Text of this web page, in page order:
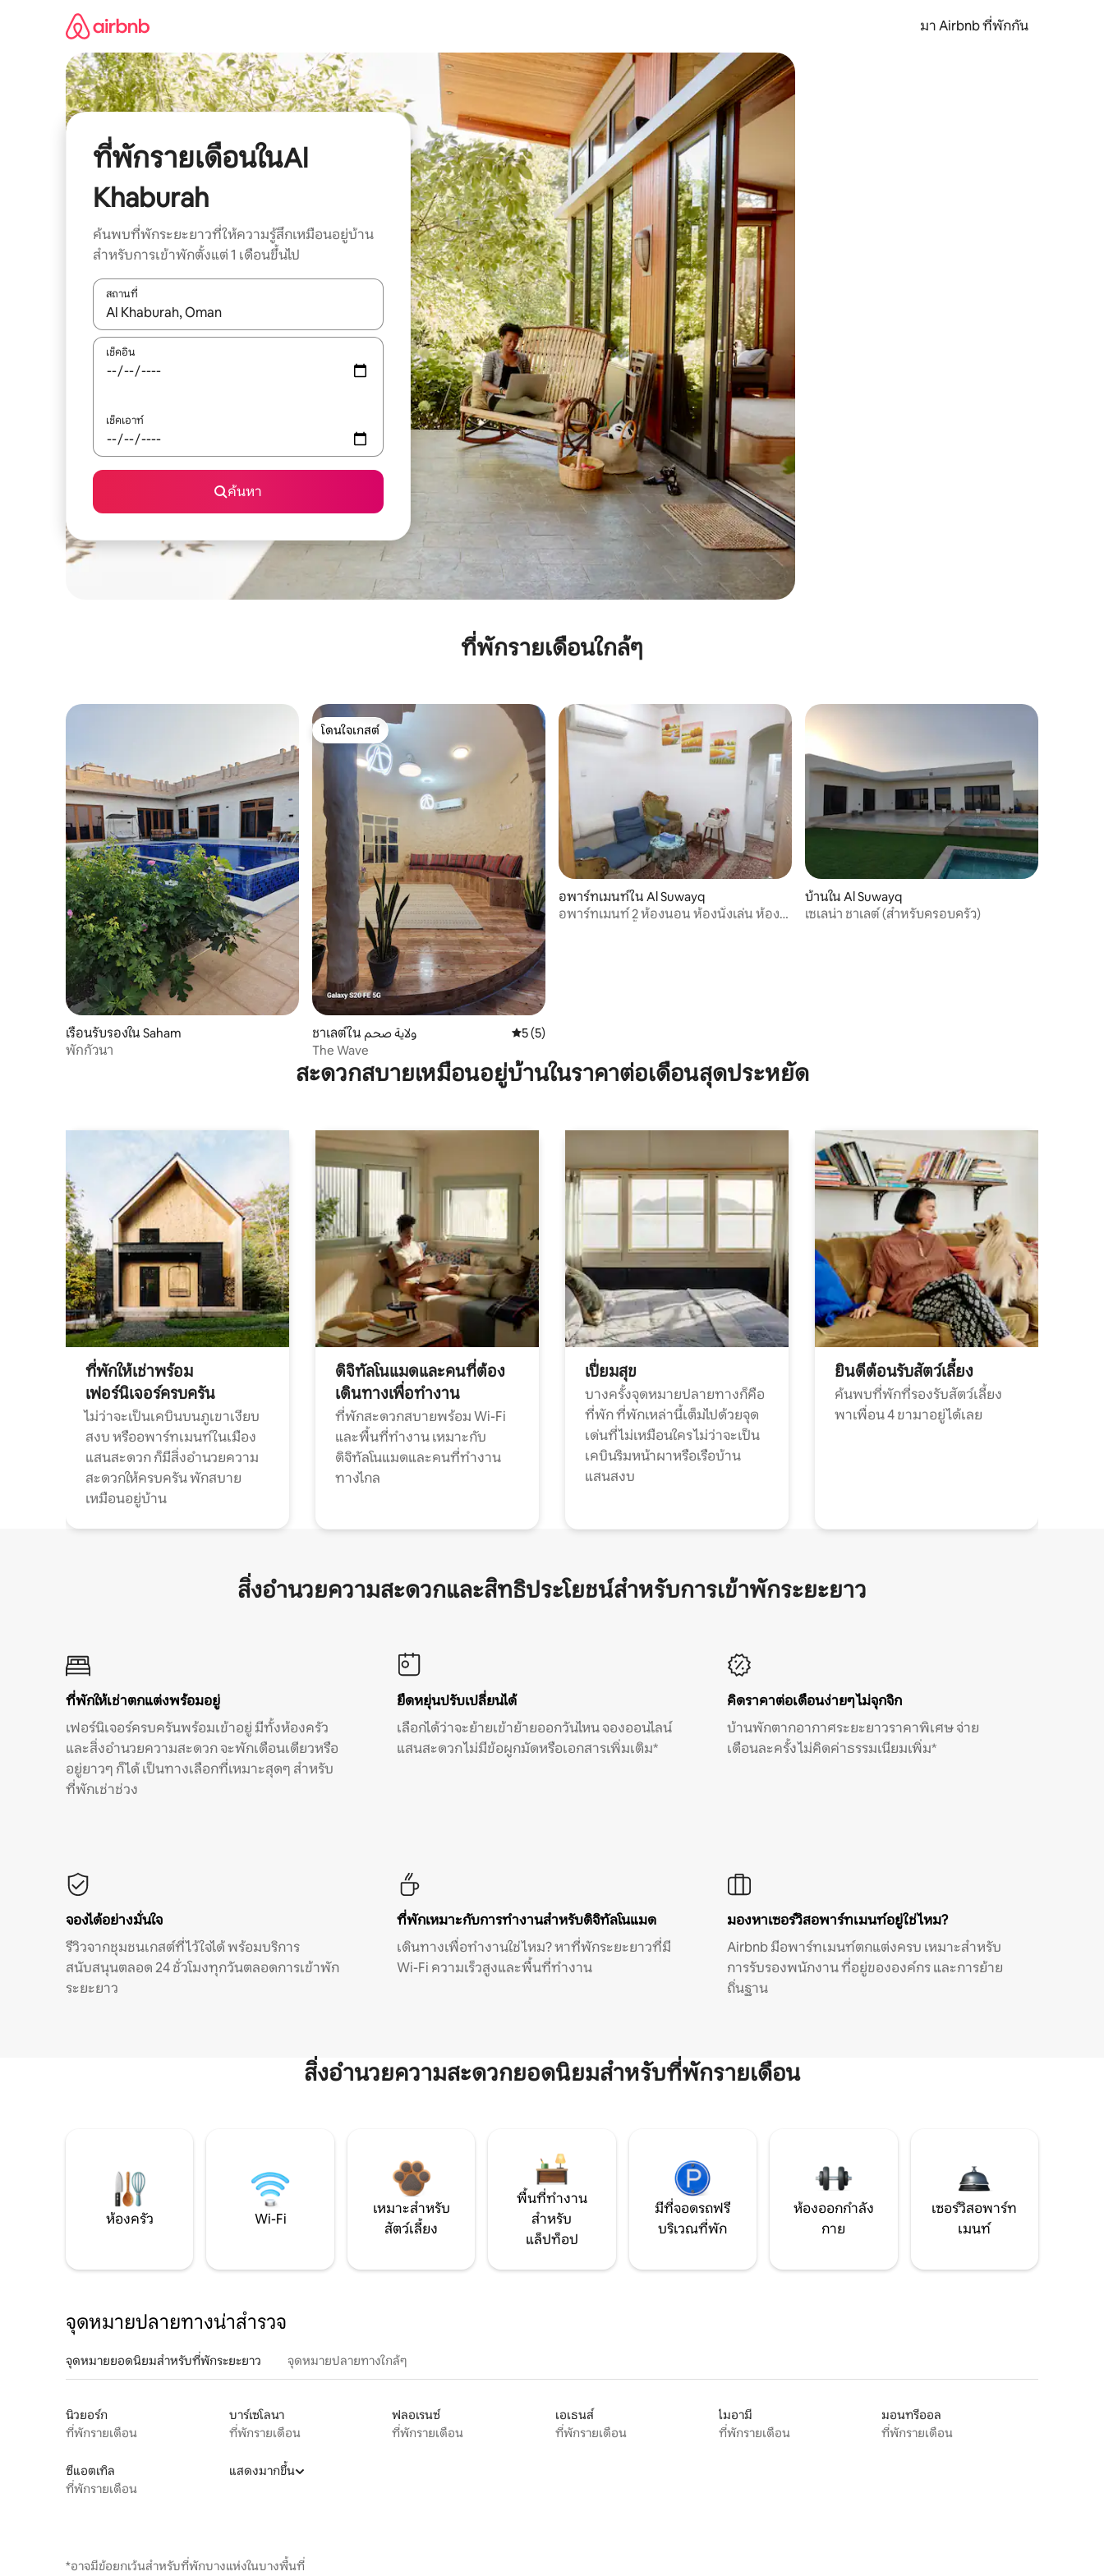
มา Airbnb ที่พักกัน
ที่พักรายเดือนในAl
Khaburah
ค้นพบที่พักระยะยาวที่ให้ความรู้สึกเหมือนอยู่บ้าน
สำหรับการเข้าพักตั้งแต่ 1 เดือนขึ้นไป
สถานที่
ใช้ลูกศรขึ้นลง หรือใช้การสัมผัสหรือปัด เพื่อสำรวจผลการค้นหา
เช็คอิน
เช็คเอาท์
ค้นหา
ที่พักรายเดือนใกล้ๆ
เรือนรับรองใน Saham
พักกัวนา
โดนใจเกสต์
โดนใจเกสต์
ชาเลต์ใน ولاية صحم คะแนนเฉลี่ย 5 จาก 5, 5 รีวิว
5 (5)
The Wave
อพาร์ทเมนท์ใน Al Suwayq
อพาร์ทเมนท์ 2 ห้องนอน ห้องนั่งเล่น ห้อง
บ้านใน Al Suwayq
เซเลน่า ชาเลต์ (สำหรับครอบครัว)
สะดวกสบายเหมือนอยู่บ้านในราคาต่อเดือนสุดประหยัด
ที่พักให้เช่าพร้อม
เฟอร์นิเจอร์ครบครัน
ไม่ว่าจะเป็นเคบินบนภูเขาเงียบ
สงบ หรืออพาร์ทเมนท์ในเมือง
แสนสะดวก ก็มีสิ่งอำนวยความ
สะดวกให้ครบครัน พักสบาย
เหมือนอยู่บ้าน
ดิจิทัลโนแมดและคนที่ต้อง
เดินทางเพื่อทำงาน
ที่พักสะดวกสบายพร้อม Wi-Fi
และพื้นที่ทำงาน เหมาะกับ
ดิจิทัลโนแมดและคนที่ทำงาน
ทางไกล
เปี่ยมสุข
บางครั้งจุดหมายปลายทางก็คือ
ที่พัก ที่พักเหล่านี้เต็มไปด้วยจุด
เด่นที่ไม่เหมือนใคร ไม่ว่าจะเป็น
เคบินริมหน้าผาหรือเรือบ้าน
แสนสงบ
ยินดีต้อนรับสัตว์เลี้ยง
ค้นพบที่พักที่รองรับสัตว์เลี้ยง
พาเพื่อน 4 ขามาอยู่ได้เลย
สิ่งอำนวยความสะดวกและสิทธิประโยชน์สำหรับการเข้าพักระยะยาว
ที่พักให้เช่าตกแต่งพร้อมอยู่
เฟอร์นิเจอร์ครบครันพร้อมเข้าอยู่ มีทั้งห้องครัว
และสิ่งอำนวยความสะดวก จะพักเดือนเดียวหรือ
อยู่ยาวๆ ก็ได้ เป็นทางเลือกที่เหมาะสุดๆ สำหรับ
ที่พักเช่าช่วง
ยืดหยุ่นปรับเปลี่ยนได้
เลือกได้ว่าจะย้ายเข้าย้ายออกวันไหน จองออนไลน์
แสนสะดวก ไม่มีข้อผูกมัดหรือเอกสารเพิ่มเติม*
คิดราคาต่อเดือนง่ายๆ ไม่จุกจิก
บ้านพักตากอากาศระยะยาวราคาพิเศษ จ่าย
เดือนละครั้ง ไม่คิดค่าธรรมเนียมเพิ่ม*
จองได้อย่างมั่นใจ
รีวิวจากชุมชนเกสต์ที่ไว้ใจได้ พร้อมบริการ
สนับสนุนตลอด 24 ชั่วโมงทุกวันตลอดการเข้าพัก
ระยะยาว
ที่พักเหมาะกับการทำงานสำหรับดิจิทัลโนแมด
เดินทางเพื่อทำงานใช่ไหม? หาที่พักระยะยาวที่มี
Wi-Fi ความเร็วสูงและพื้นที่ทำงาน
มองหาเซอร์วิสอพาร์ทเมนท์อยู่ใช่ไหม?
Airbnb มีอพาร์ทเมนท์ตกแต่งครบ เหมาะสำหรับ
การรับรองพนักงาน ที่อยู่ขององค์กร และการย้าย
ถิ่นฐาน
สิ่งอำนวยความสะดวกยอดนิยมสำหรับที่พักรายเดือน
ห้องครัว Wi-Fi
เหมาะสำหรับ
สัตว์เลี้ยง
พื้นที่ทำงาน
สำหรับ
แล็ปท็อป
มีที่จอดรถฟรี
บริเวณที่พัก
ห้องออกกำลัง
กาย
เซอร์วิสอพาร์ท
เมนท์
จุดหมายปลายทางน่าสำรวจ
จุดหมายยอดนิยมสำหรับที่พักระยะยาว จุดหมายปลายทางใกล้ๆ
นิวยอร์ก
ที่พักรายเดือน
บาร์เซโลนา
ที่พักรายเดือน
ฟลอเรนซ์
ที่พักรายเดือน
เอเธนส์
ที่พักรายเดือน
ไมอามี
ที่พักรายเดือน
มอนทรีออล
ที่พักรายเดือน
ซีแอตเทิล
ที่พักรายเดือน
แสดงมากขึ้น
*อาจมีข้อยกเว้นสำหรับที่พักบางแห่งในบางพื้นที่